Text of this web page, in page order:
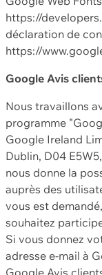
https://
déclaration de
https://
Google Avis
Nous travaillons
programme
Google Ireland
Dublin, D04
nous donne la
auprès des
vous est
souhaitez
Si vous donnez
adresse e-mail à